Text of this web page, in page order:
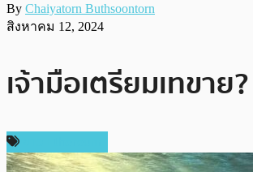
By Chaiyatorn Buthsoontorn
สิงหาคม 12, 2024
เจ้ามือเตรียมเทขา